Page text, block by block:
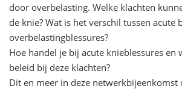
door overbelasting. Welke klachten
de knie? Wat is het verschil tussen acute
overbelastingblessures?
Hoe handel je bij acute knieblessures en
beleid bij deze klachten?
Dit en meer in deze netwerkbijeenkomst